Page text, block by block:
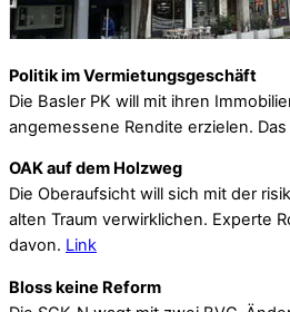
Politik im Vermietungsgeschäft
Die Basler PK will mit ihren
angemessene Rendite erzielen.
OAK auf dem Holzweg
Die Oberaufsicht will sich mit der
alten Traum verwirklichen. Experte
davon. Link
Bloss keine Reform